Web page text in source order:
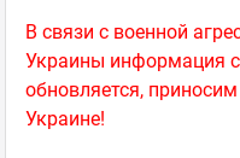
В связи с военной
Украины информация
обновляется,
Украине!